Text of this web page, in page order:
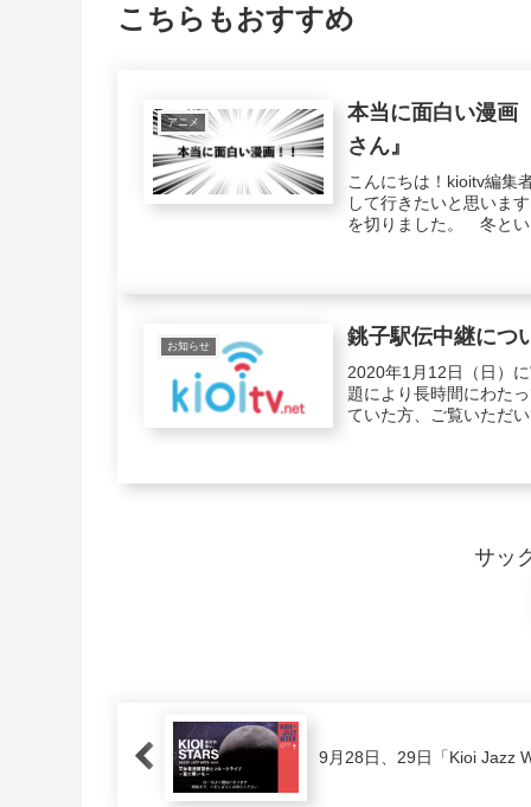
こちらもおすすめ
アニメ
本当に面白い漫
さん』
こんにちは！kioitv編集
して行きたいと思いま
を切りました。 冬とい
お知らせ 銚子駅伝中継につ
2020年1月12日（日）
題により長時間にわた
ていた方、ご覧いただ
サッ
9月28日、29日「Kioi Jazz